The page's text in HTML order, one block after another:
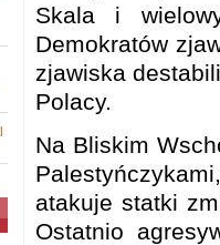
Skala i
Demokratów
zjawiska
Polacy.
Na Bliskim
atakuje statki
Ostatnio